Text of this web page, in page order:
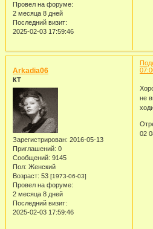
Провел на форуме:
2 месяца 8 дней
Последний визит:
2025-02-03 17:59:46
Arkadia06
КТ
Зарегистрирован: 2016-05-13
Приглашений: 0
Сообщений: 9145
Пол: Женский
Возраст: 53 [1973-06-03]
Провел на форуме:
2 месяца 8 дней
Последний визит:
2025-02-03 17:59:46
не
02